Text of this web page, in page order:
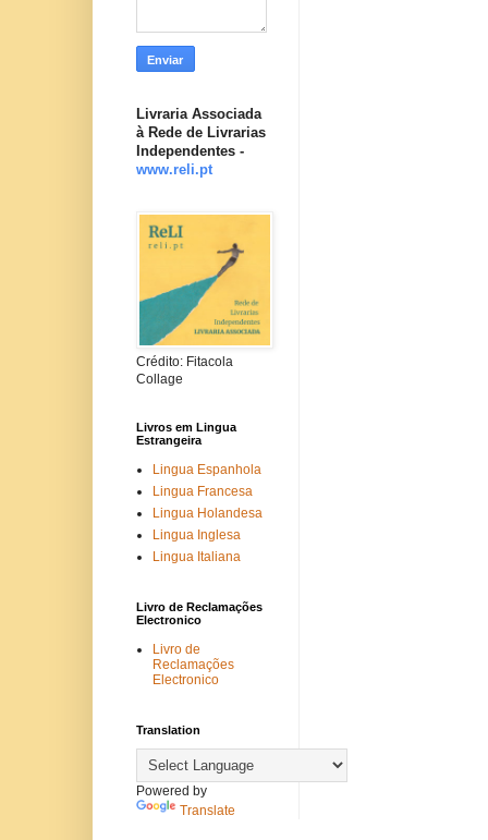
Livraria Associada
à Rede de Livrarias
Independentes -
www.reli.pt
Crédito: Fitacola
Collage
Livros em Lingua
Estrangeira
Lingua Espanhola
Lingua Francesa
Lingua Holandesa
Lingua Inglesa
Lingua Italiana
Livro de Reclamações
Electronico
Livro de
Reclamações
Electronico
Translation
Powered by
Translate